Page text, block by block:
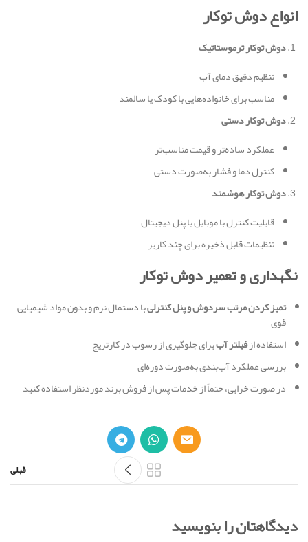
انواع دوش توکار
دوش توکار ترموستاتیک
تنظیم دقیق دمای آب
مناسب برای خانواده‌هایی با کودک یا سالمند
دوش توکار دستی
عملکرد ساده‌تر و قیمت مناسب‌تر
کنترل دما و فشار به‌صورت دستی
دوش توکار هوشمند
قابلیت کنترل با موبایل یا پنل دیجیتال
تنظیمات قابل ذخیره برای چند کاربر
نگهداری و تعمیر دوش توکار
تمیز کردن مرتب سردوش و پنل کنترلیبا دستمال نرم و بدون مواد شیمیایی
قوی
استفاده ازفیلتر آببرای جلوگیری از رسوب در کارتریج
بررسی عملکرد آب‌بندی به‌صورت دوره‌ای
در صورت خرابی، حتماً از خدمات پس از فروش برند موردنظر استفاده کنید
قبلی
دیدگاهتان را بنویسید